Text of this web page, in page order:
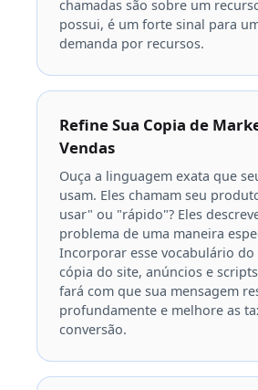
chamadas são sobre um
possui, é um forte sinal para
demanda por recursos.
Refine Sua Copia de
Vendas
Ouça a linguagem exata que
usam. Eles chamam seu
usar" ou "rápido"? Eles
problema de uma maneira
Incorporar esse vocabulário do
cópia do site, anúncios e
fará com que sua mensagem
profundamente e melhore as
conversão.